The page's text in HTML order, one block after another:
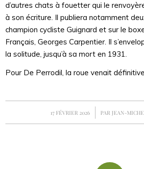
d’autres chats à fouetter qui le
à son écriture. Il publiera notamment
champion cycliste Guignard et sur le
Français, Georges Carpentier. Il
la solitude, jusqu’à sa mort en 1931.
Pour De Perrodil, la roue venait
17 FÉVRIER 2026
/ PAR JEAN-